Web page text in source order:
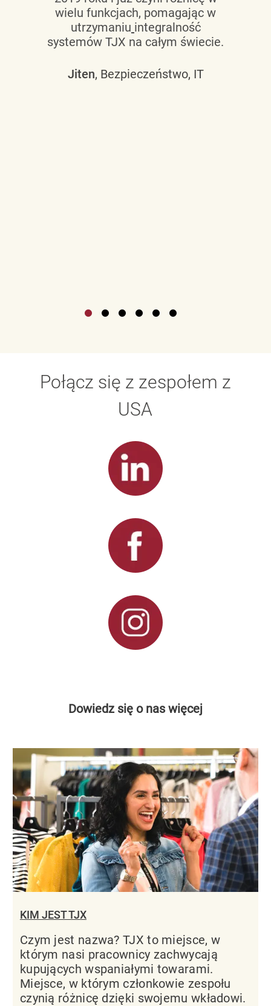
wielu funkcjach, pomagając w
utrzymaniu integralność
systemów TJX na całym świecie.
Jiten, Bezpieczeństwo, IT
Połącz się z zespołem z
USA
Dowiedz się o nas więcej
KIM JEST TJX
Czym jest nazwa? TJX to miejsce, w
którym nasi pracownicy zachwycają
kupujących wspaniałymi towarami.
Miejsce, w którym członkowie zespołu
czynią różnicę dzięki swojemu wkładowi.